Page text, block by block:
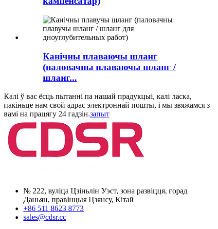
Канічны плаваючы шланг
(паловачны плаваючы шланг /
шланг...
Калі ў вас ёсць пытанні па нашай прадукцыі, калі ласка,
пакіньце нам свой адрас электроннай пошты, і мы звяжамся з
вамі на працягу 24 гадзін.запыт
№ 222, вуліца Цзіньлін Уэст, зона развіцця, горад
Даньян, правінцыя Цзянсу, Кітай
+86 511 8623 8773
sales@cdsr.cc